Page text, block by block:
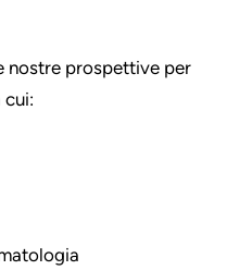
nostre prospettive per